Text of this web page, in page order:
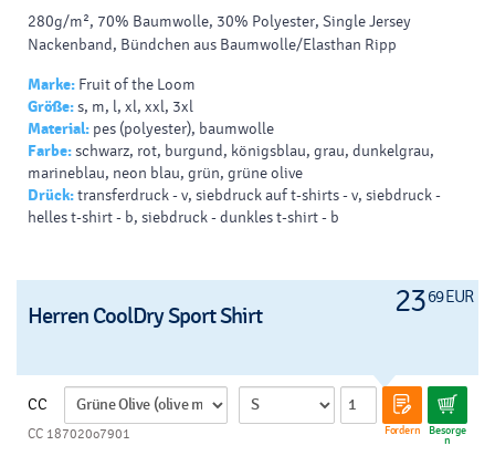
280g/m², 70% Baumwolle, 30% Polyester, Single Jersey
Nackenband, Bündchen aus Baumwolle/Elasthan Ripp
Marke: Fruit of the Loom
Größe:s, m, l, xl, xxl, 3xl
Material: pes (polyester), baumwolle
Farbe:schwarz, rot, burgund, königsblau, grau, dunkelgrau,
marineblau, neon blau, grün, grüne olive
Drück:transferdruck - v, siebdruck auf t-shirts - v, siebdruck -
helles t-shirt - b, siebdruck - dunkles t-shirt - b
2369 EUR
Herren CoolDry Sport Shirt
CC
Fordern Besorge
n
CC 187020o7901